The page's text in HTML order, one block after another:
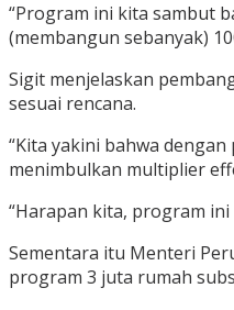
“Program ini kita sambut
(membangun sebanyak)
Sigit menjelaskan
sesuai rencana.
“Kita yakini bahwa
menimbulkan multiplier
“Harapan kita, program
Sementara itu Menteri
program 3 juta rumah